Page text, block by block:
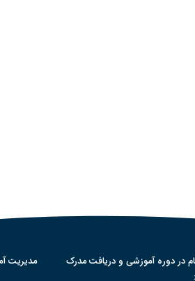
در دوره آموزشی و دریافت مدرک
مدیریت